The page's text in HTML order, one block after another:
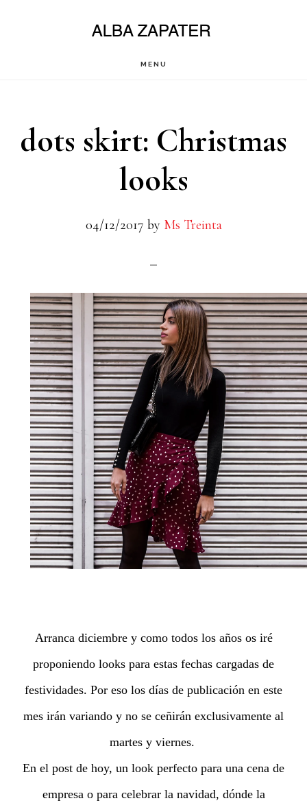
MENU
dots skirt: Christmas
looks
04/12/2017 by Ms Treinta
Arranca diciembre y como todos los años os iré
proponiendo looks para estas fechas cargadas de
festividades. Por eso los días de publicación en este
mes irán variando y no se ceñirán exclusivamente al
martes y viernes.
En el post de hoy, un look perfecto para una cena de
empresa o para celebrar la navidad, dónde la